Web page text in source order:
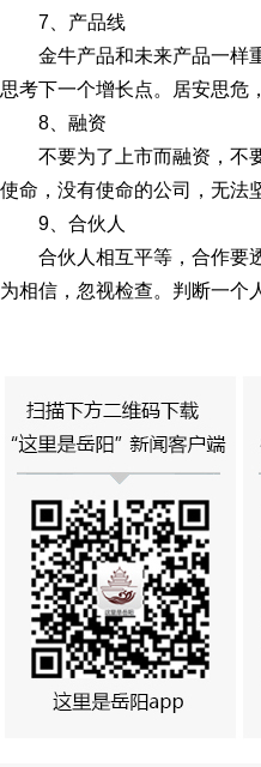
7、产品线
金牛产品和未来产品一样
思考下一个增长点。居安思危
8、融资
不要为了上市而融资，不
使命，没有使命的公司，无法
9、合伙人
合伙人相互平等，合作要
为相信，忽视检查。判断一个